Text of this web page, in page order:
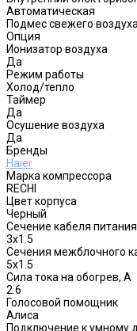
Автоматическая
Подмес свежего
Опция
Ионизатор воздуха
Да
Режим работы
Холод/тепло
Таймер
Да
Осушение воздуха
Да
Бренды
Haier
Марка компрессора
RECHI
Цвет корпуса
Черный
Сечение кабеля
3x1.5
Сечения межблочного
5x1.5
Сила тока на обогрев, А
2.6
Голосовой помощник
Алиса
Подключение к умному